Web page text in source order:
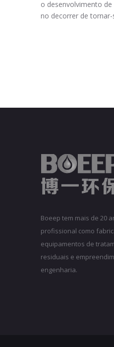
o desenvolvimento
no decorrer de
Boeep tem mais de 20
profissional como
equipamentos de
residuais e
engenharia.